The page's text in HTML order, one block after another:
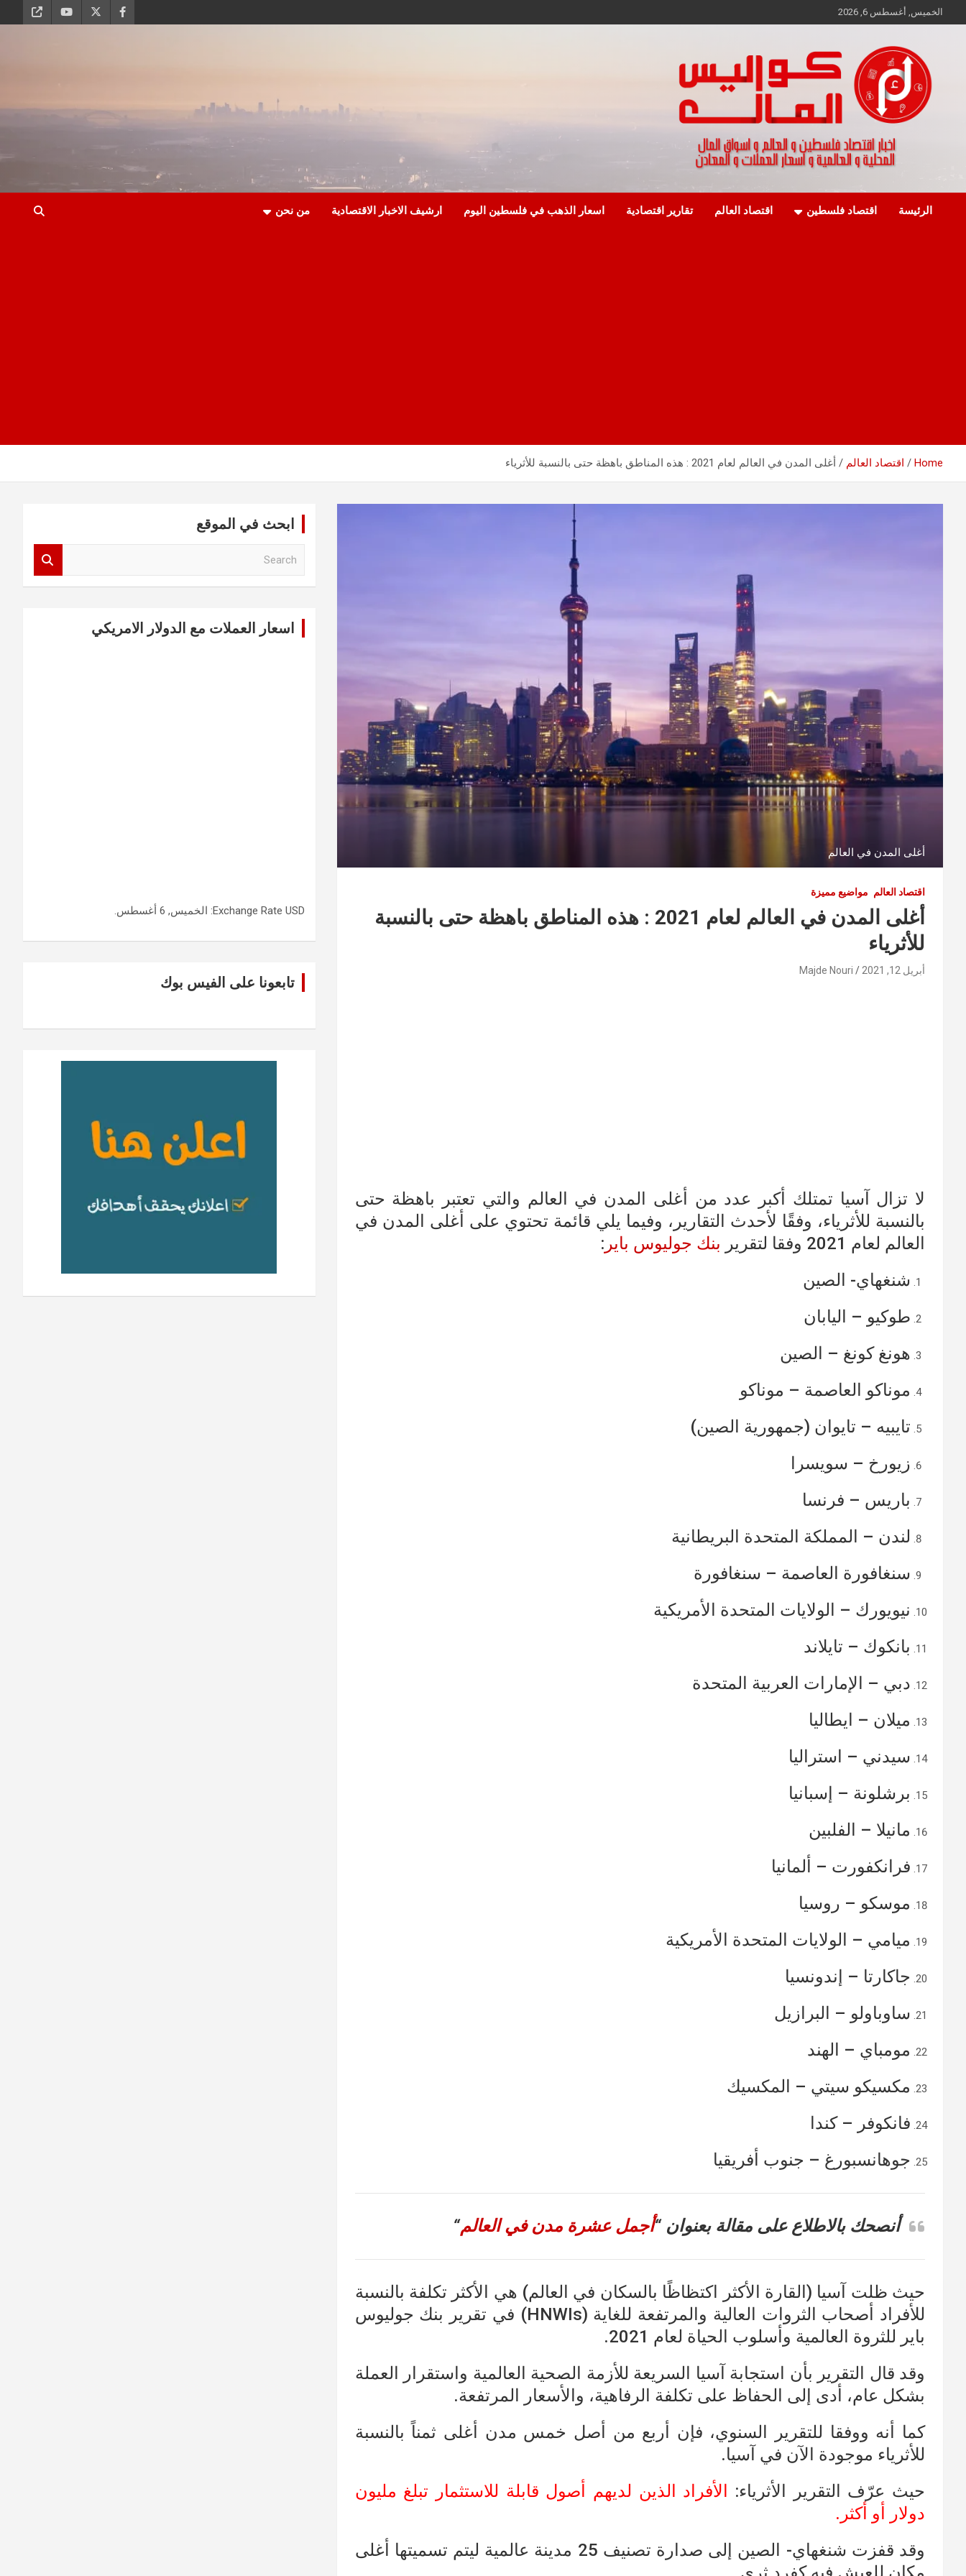
to
الخميس, أغسطس 6, 2026
كواليس المال
الرئيسة اقتصاد فلسطين اقتصاد العالم تقارير اقتصادية اسعار الذهب في فلسطين اليوم ارشيف الاخبار الاقتصادية من نحن
Home اقتصاد العالم أغلى المدن في العالم لعام 2021 : هذه المناطق باهظة حتى بالنسبة للأثرياء
أغلى المدن في العالم
اقتصاد العالم مواضيع مميزة
أغلى المدن في العالم لعام 2021 : هذه المناطق باهظة حتى بالنسبة
للأثرياء
أبريل 12, 2021 Majde Nouri
لا تزال آسيا تمتلك أكبر عدد من أغلى المدن في العالم والتي تعتبر باهظة حتى
بالنسبة للأثرياء، وفقًا لأحدث التقارير، وفيما يلي قائمة تحتوي على أغلى المدن في
العالم لعام 2021 وفقا لتقرير
بنك جوليوس باير :
شنغهاي- الصين
طوكيو – اليابان
هونغ كونغ – الصين
موناكو العاصمة – موناكو
تايبيه – تايوان (جمهورية الصين)
زيورخ – سويسرا
باريس – فرنسا
لندن – المملكة المتحدة البريطانية
سنغافورة العاصمة – سنغافورة
نيويورك – الولايات المتحدة الأمريكية
بانكوك – تايلاند
دبي – الإمارات العربية المتحدة
ميلان – ايطاليا
سيدني – استراليا
برشلونة – إسبانيا
مانيلا – الفلبين
فرانكفورت – ألمانيا
موسكو – روسيا
ميامي – الولايات المتحدة الأمريكية
جاكارتا – إندونسيا
ساوباولو – البرازيل
مومباي – الهند
مكسيكو سيتي – المكسيك
فانكوفر – كندا
جوهانسبورغ – جنوب أفريقيا
أنصحك بالاطلاع على مقالة بعنوان “أجمل عشرة مدن في العالم“
حيث ظلت آسيا (القارة الأكثر اكتظاظًا بالسكان في العالم) هي الأكثر تكلفة بالنسبة
للأفراد أصحاب الثروات العالية والمرتفعة للغاية (HNWIs) في تقرير بنك جوليوس
باير للثروة العالمية وأسلوب الحياة لعام 2021.
وقد قال التقرير بأن استجابة آسيا السريعة للأزمة الصحية العالمية واستقرار العملة
بشكل عام، أدى إلى الحفاظ على تكلفة الرفاهية، والأسعار المرتفعة.
كما أنه ووفقا للتقرير السنوي، فإن أربع من أصل خمس مدن أغلى ثمناً بالنسبة
للأثرياء موجودة الآن في آسيا.
حيث عرّف التقرير الأثرياء:
الأفراد الذين لديهم أصول قابلة للاستثمار تبلغ مليون
دولار أو أكثر.
وقد قفزت شنغهاي- الصين إلى صدارة تصنيف 25 مدينة عالمية ليتم تسميتها أغلى
ابحث في الموقع
اسعار العملات مع الدولار الامريكي
Exchange Rate USD : الخميس, 6 أغسطس.
تابعونا على الفيس بوك